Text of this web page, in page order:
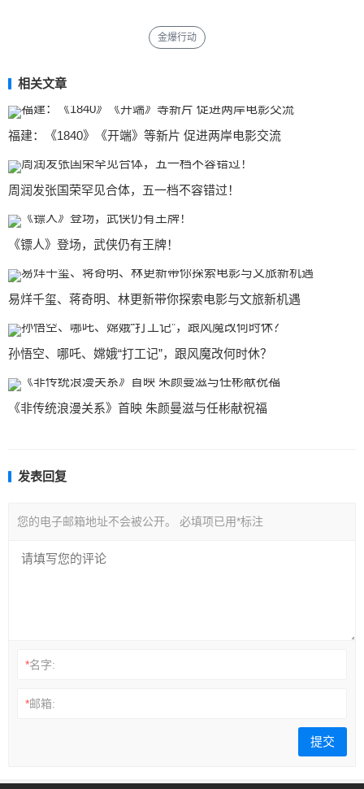
金爆行动
相关文章
福建：《1840》《开端》等新片 促进两岸电影交流
周润发张国荣罕见合体，五一档不容错过！
《镖人》登场，武侠仍有王牌！
易烊千玺、蒋奇明、林更新带你探索电影与文旅新机遇
孙悟空、哪吒、嫦娥“打工记”，跟风魔改何时休？
《非传统浪漫关系》首映 朱颜曼滋与任彬献祝福
发表回复
您的电子邮箱地址不会被公开。 必填项已用*标注
*名字:
*邮箱: